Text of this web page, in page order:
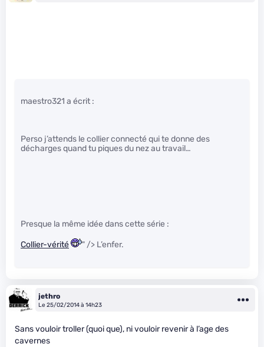
maestro321 a écrit :
Perso j’attends le collier connecté qui te donne des
décharges quand tu piques du nez au travail…
Presque la même idée dans cette série :
Collier-vérité " /> L’enfer.
jethro
Le 25/02/2014 à 14h23
Sans vouloir troller (quoi que), ni vouloir revenir à l’age des
cavernes